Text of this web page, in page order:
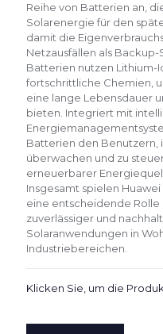
Reihe von Batterien an,
Solarenergie für den
damit die
Netzausfällen als
Batterien nutzen Lithium-
fortschrittliche Chemien,
eine lange Lebensdauer
bieten. Integriert mit
Batterien den Benutzern,
überwachen und zu
erneuerbarer
Insgesamt spielen
eine entscheidende Rolle
zuverlässiger und
Solaranwendungen in
Industriebereichen.
Klicken Sie, um die